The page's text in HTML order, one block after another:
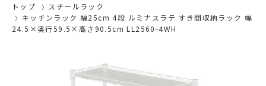
トップ
スチールラック
キッチンラック 幅25cm 4段 ルミナスラテ すき間収納ラック 幅
24.5×奥行59.5×高さ90.5cm LL2560-4WH